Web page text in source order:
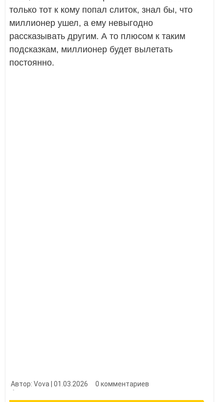
только тот к кому попал слиток, знал бы, что
миллионер ушел, а ему невыгодно
рассказывать другим. А то плюсом к таким
подсказкам, миллионер будет вылетать
постоянно.
Автор: Vova | 01.03.2026
0 комментариев